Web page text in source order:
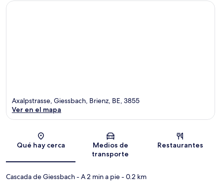
Sección del mapa
Axalpstrasse, Giessbach, Brienz, BE, 3855
Ver en el mapa
Qué hay cerca
Medios de
transporte
Restaurantes
Cascada de Giessbach- A 2 min a pie- 0.2 km